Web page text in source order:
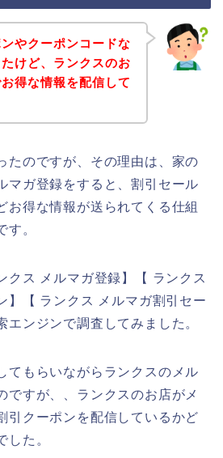
やクーポンコードな
けど、ランクスのお
得な情報を配信して
たのですが、その理由は、家の
マガ登録をすると、割引セール
お得な情報が送られてくる仕組
す。
クス メルマガ登録】【 ランクス
】【 ランクス メルマガ割引セー
エンジンで調査してみました。
てもらいながらランクスのメル
ですが、、ランクスのお店がメ
引クーポンを配信しているかど
した。